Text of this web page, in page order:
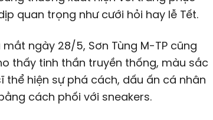
quan trọng như cưới hỏi hay lễ Tết.
mắt ngày 28/5, Sơn Tùng M-TP cũng
thấy tinh thần truyền thống, màu sắc
thể hiện sự phá cách, dấu ấn cá nhân
cách phối với sneakers.